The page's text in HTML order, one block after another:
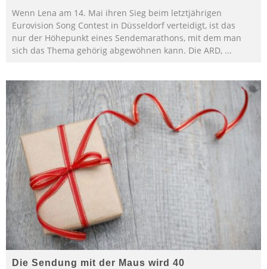
Wenn Lena am 14. Mai ihren Sieg beim letztjährigen
Eurovision Song Contest in Düsseldorf verteidigt, ist das
nur der Höhepunkt eines Sendemarathons, mit dem man
sich das Thema gehörig abgewöhnen kann. Die ARD, ...
Die Sendung mit der Maus wird 40